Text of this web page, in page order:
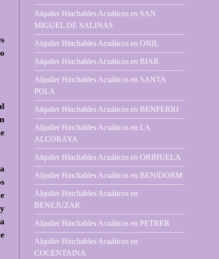
Alquiler Hinchables Acuáticos en SAN
MIGUEL DE SALINAS
Alquiler Hinchables Acuáticos en ONIL
Alquiler Hinchables Acuáticos en BIAR
Alquiler Hinchables Acuáticos en SANTA
POLA
Alquiler Hinchables Acuáticos en BENFERRI
Alquiler Hinchables Acuáticos en LA
ALCORAYA
Alquiler Hinchables Acuáticos en ORIHUELA
Alquiler Hinchables Acuáticos en BENIDORM
Alquiler Hinchables Acuáticos en
BENEJUZAR
Alquiler Hinchables Acuáticos en PETRER
Alquiler Hinchables Acuáticos en
COCENTAINA